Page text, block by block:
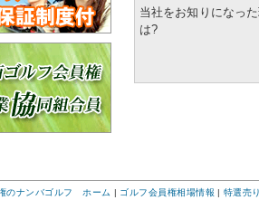
当社をお知りになっ
は?
のナンバゴルフ ホーム | ゴルフ会員権相場情報 | 特選売